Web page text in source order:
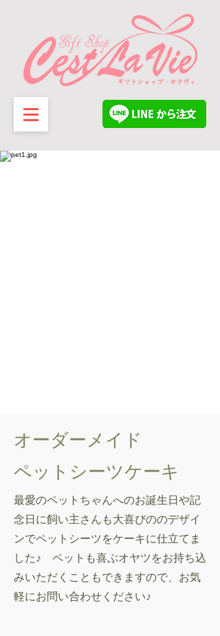
オーダーメイド
ペットシーツケーキ
最愛のペットちゃんへのお誕生日や記
念日に飼い主さんも大喜びののデザイ
ンでペットシーツをケーキに仕立てま
した♪ ペットも喜ぶオヤツをお持ち込
みいただくこともできますので、お気
軽にお問い合わせください♪